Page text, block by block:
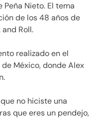
Nieto. El tema
de los 48 años de
Roll.
realizado en el
México, donde Alex
no hiciste una
que eres un pendejo,